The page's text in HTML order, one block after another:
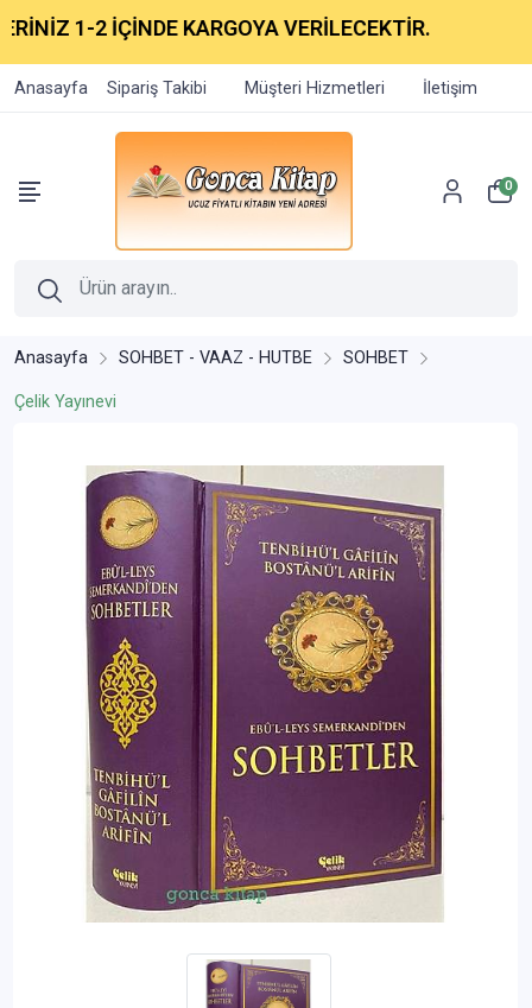
1-2 İÇİNDE KARGOYA VERİLECEKTİR.
Anasayfa Sipariş Takibi Müşteri Hizmetleri İletişim
0
Anasayfa SOHBET - VAAZ - HUTBE SOHBET
Çelik Yayınevi